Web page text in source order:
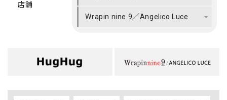
店舗
Wrapin nine 9／Angelico Luce